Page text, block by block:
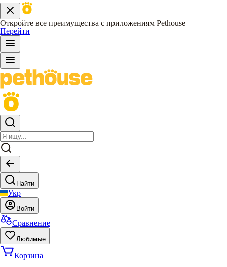
Откройте все преимущества с приложениям Pethouse
Перейти
Найти
Укр
Войти
Сравнение
Любимые
Корзина